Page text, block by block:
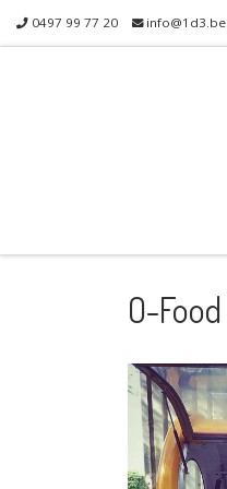
Skip to content
0497 99 77 20 info@1d3.be
O-Food